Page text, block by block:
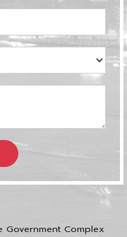
Government Complex